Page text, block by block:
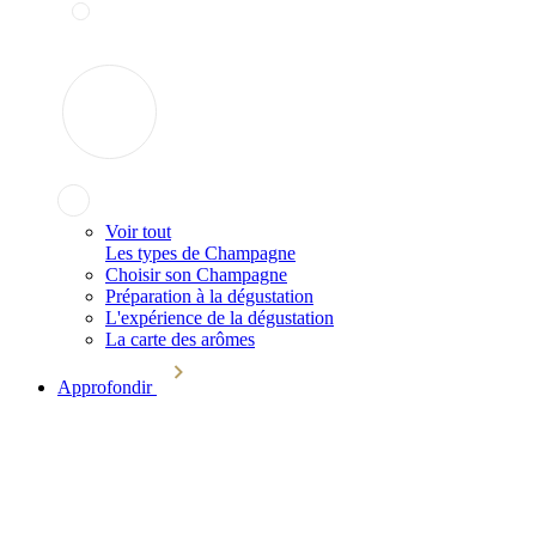
Voir tout
Les types de Champagne
Choisir son Champagne
Préparation à la dégustation
L'expérience de la dégustation
La carte des arômes
Approfondir